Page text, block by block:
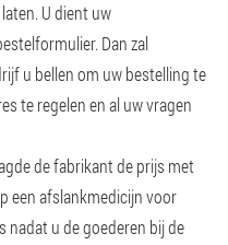
U dient uw
Dan zal
u bellen om uw bestelling te
te regelen en al uw vragen
de fabrikant de prijs met
een afslankmedicijn voor
nadat u de goederen bij de